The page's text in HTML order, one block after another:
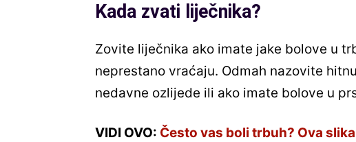
Kada zvati liječnika?
Zovite liječnika ako imate jake bolove u
neprestano vraćaju. Odmah nazovite
nedavne ozlijede ili ako imate bolove u
VIDI OVO: Često vas boli trbuh? Ova